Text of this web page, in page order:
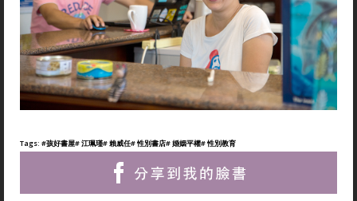
Tags: #孩好書屋# 江珮瑾# 賴威任# 性別書店# 婚姻平權# 性別教育